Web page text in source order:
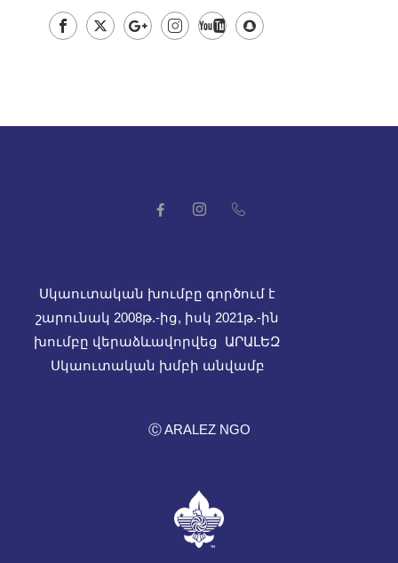
Սկաուտական խումբը գործում է
շարունակ 2008թ.-ից, իսկ 2021թ.-ին
խումբը վերաձևավորվեց ԱՐԱԼԵԶ
Սկաուտական խմբի անվամբ
Ⓒ ARALEZ NGO